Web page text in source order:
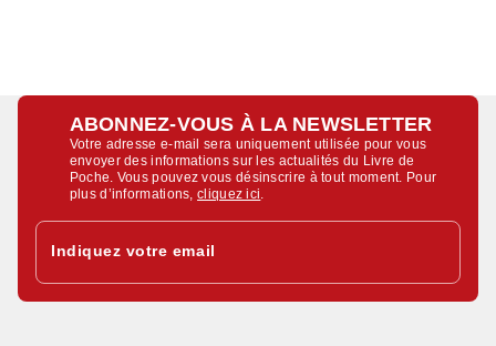
ABONNEZ-VOUS À LA NEWSLETTER
Votre adresse e-mail sera uniquement utilisée pour vous
envoyer des informations sur les actualités du Livre de
Poche. Vous pouvez vous désinscrire à tout moment. Pour
plus d’informations,cliquez ici
Indiquez votre email